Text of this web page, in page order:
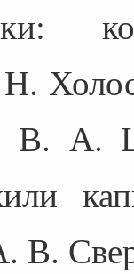
В. А.
В.